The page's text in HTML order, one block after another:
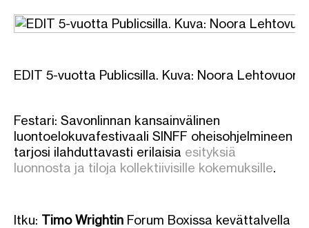
EDIT 5-vuotta Publicsilla. Kuva: Noora Lehtovuori.
Festari: Savonlinnan kansainvälinen
luontoelokuvafestivaali SINFF oheisohjelmineen
tarjosi ilahduttavasti erilaisia esityksiä
luonnosta ja tiloja kollektiivisille kokemuksille.
Itku: Timo Wrightin Forum Boxissa kevättalvella